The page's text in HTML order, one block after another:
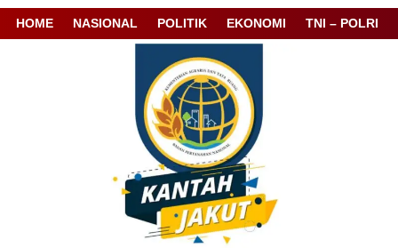
HOME NASIONAL POLITIK EKONOMI TNI – POLRI